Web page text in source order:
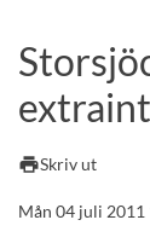
Andra
Detta är vår
printSkriv ut
Mån 04 juli 2011